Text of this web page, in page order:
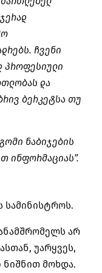
ჩვენი
პროფესიული
და
ბერკეტსა თუ
ნაბიჯების
ინფორმაციას”.
სამინისტროს.
არ
უარყვეს,
მოხდა.